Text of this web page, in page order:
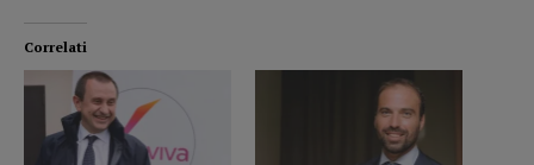
Correlati